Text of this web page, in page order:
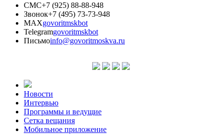
СМС+7 (925) 88-88-948
Звонок+7 (495) 73-73-948
MAXgovoritmskbot
Telegramgovoritmskbot
Письмоinfo@govoritmoskva.ru
Новости
Интервью
Программы и ведущие
Сетка вещания
Мобильное приложение